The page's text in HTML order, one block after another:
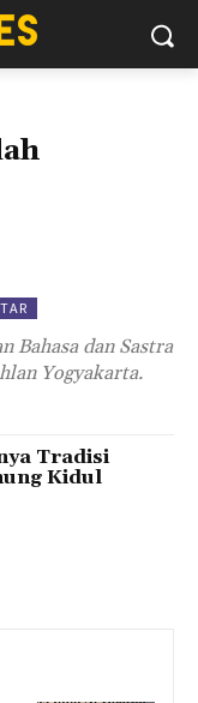
Bahasa dan Sastra
Yogyakarta.
Tradisi
Kidul